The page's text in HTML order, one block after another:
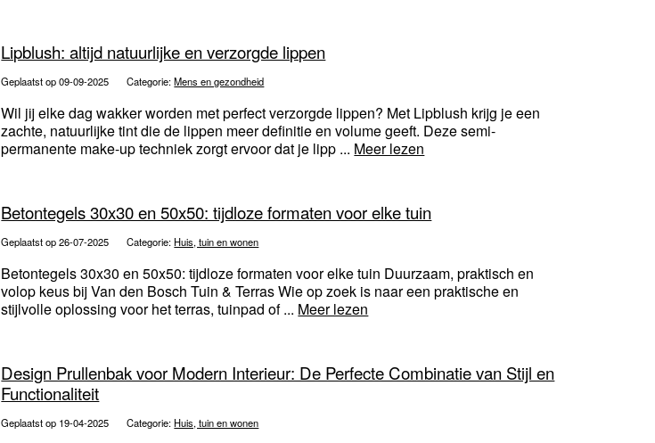
Lipblush: altijd natuurlijke en verzorgde lippen
Geplaatst op 09-09-2025 Categorie:Mens en gezondheid
Wil jij elke dag wakker worden met perfect verzorgde lippen? Met Lipblush krijg je een
zachte, natuurlijke tint die de lippen meer definitie en volume geeft. Deze semi-
permanente make-up techniek zorgt ervoor dat je lipp ... Meer lezen
Betontegels 30x30 en 50x50: tijdloze formaten voor elke tuin
Geplaatst op 26-07-2025 Categorie: Huis, tuin en wonen
Betontegels 30x30 en 50x50: tijdloze formaten voor elke tuin Duurzaam, praktisch en
volop keus bij Van den Bosch Tuin & Terras Wie op zoek is naar een praktische en
stijlvolle oplossing voor het terras, tuinpad of ... Meer lezen
Design Prullenbak voor Modern Interieur: De Perfecte Combinatie van Stijl en
Functionaliteit
Geplaatst op 19-04-2025 Categorie: Huis, tuin en wonen